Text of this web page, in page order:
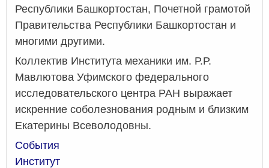
Республики Башкортостан, Почетной грамотой
Правительства Республики Башкортостан и
многими другими.
Коллектив Института механики им. Р.Р.
Мавлютова Уфимского федерального
исследовательского центра РАН выражает
искренние соболезнования родным и близким
Екатерины Всеволодовны.
События
Институт